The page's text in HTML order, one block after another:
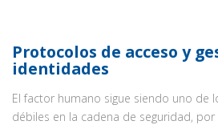
Protocolos de acceso y
identidades
El factor humano sigue siendo uno de
débiles en la cadena de seguridad,